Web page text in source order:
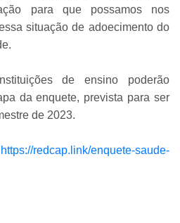
para que possamos nos
situação de adoecimento do
de ensino poderão
da enquete, prevista para ser
de 2023.
https://redcap.link/enquete-saude-